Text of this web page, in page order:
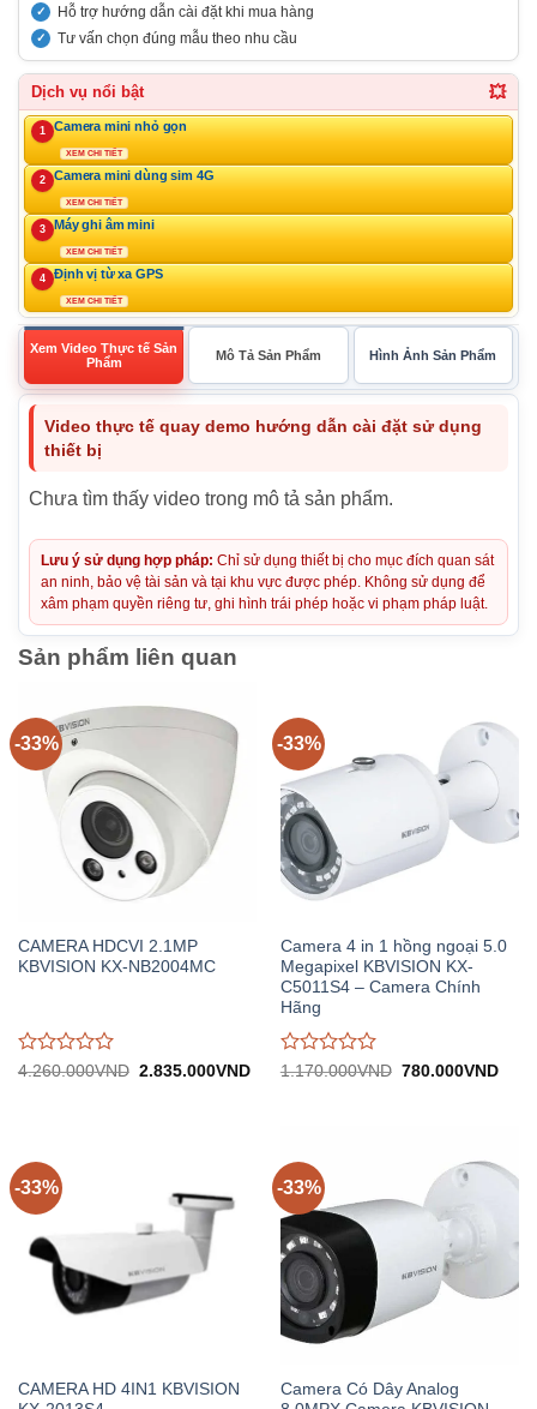
Hỗ trợ hướng dẫn cài đặt khi mua hàng
Tư vấn chọn đúng mẫu theo nhu cầu
Dịch vụ nổi bật 💥
1 Camera mini nhỏ gọn
XEM CHI TIẾT
2 Camera mini dùng sim 4G
XEM CHI TIẾT
3 Máy ghi âm mini
XEM CHI TIẾT
4 Định vị từ xa GPS
XEM CHI TIẾT
Xem Video Thực tế Sản
Phẩm
Mô Tả Sản Phẩm Hình Ảnh Sản Phẩm
Video thực tế quay demo hướng dẫn cài đặt sử dụng
thiết bị
Chưa tìm thấy video trong mô tả sản phẩm.
Lưu ý sử dụng hợp pháp: Chỉ sử dụng thiết bị cho mục đích quan sát
an ninh, bảo vệ tài sản và tại khu vực được phép. Không sử dụng để
xâm phạm quyền riêng tư, ghi hình trái phép hoặc vi phạm pháp luật.
Sản phẩm liên quan
-33%
CAMERA HDCVI 2.1MP
KBVISION KX-NB2004MC
Được
5
4.260.000VND Giá
2.835.000VNDGiá
-33%
Camera 4 in 1 hồng ngoại 5.0
Megapixel KBVISION KX-
C5011S4 – Camera Chính
Hãng
Được
5
1.170.000VND Giá
780.000VNDGiá
-33%
CAMERA HD 4IN1 KBVISION
-33%
Camera Có Dây Analog